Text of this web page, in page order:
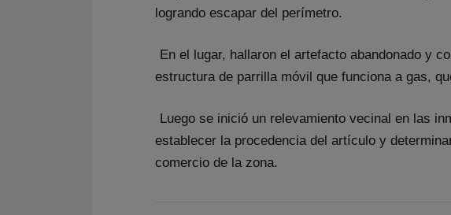
logrando escapar del perímetro.
En el lugar, hallaron el artefacto abandonado y
estructura de parrilla móvil que funciona a gas,
Luego se inició un relevamiento vecinal en las
establecer la procedencia del artículo y
comercio de la zona.